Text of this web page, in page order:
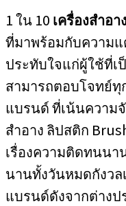
1 ใน 10 เครื่องสำอ
ที่มาพร้อมกับความแ
ประทับใจแก่ผู้ใช้ที่เ
สามารถตอบโจทย์
แบรนด์ ที่เน้นความ
สำอาง ลิปสติก
เรื่องความติดทนนา
นานทั้งวันหมดกังวล
แบรนด์ดังจากต่างป